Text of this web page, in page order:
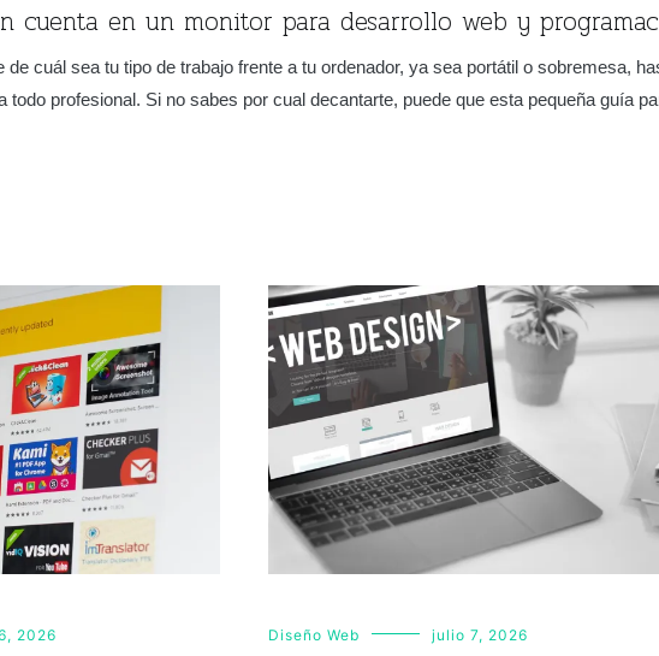
cuenta en un monitor para desarrollo web y
de cuál sea tu tipo de trabajo frente a tu ordenador, ya sea portátil o sobremesa,
todo profesional. Si no sabes por cual decantarte, puede que esta pequeña guía
2026 Diseño Web julio 7, 2026